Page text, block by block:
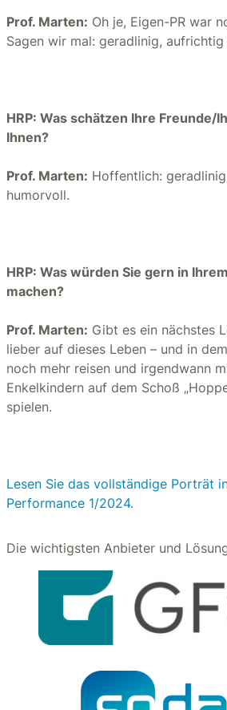
Prof. Marten: Oh je, Eigen-PR war
Sagen wir mal: geradlinig,
HRP: Was schätzen Ihre Freunde/
Ihnen?
Prof. Marten: Hoffentlich:
humorvoll.
HRP: Was würden Sie gern in
machen?
Prof. Marten: Gibt es ein nächstes
lieber auf dieses Leben – und in
noch mehr reisen und irgendwann
Enkelkindern auf dem Schoß
spielen.
Lesen Sie das vollständige Porträt
Performance 1/2024.
Die wichtigsten Anbieter und